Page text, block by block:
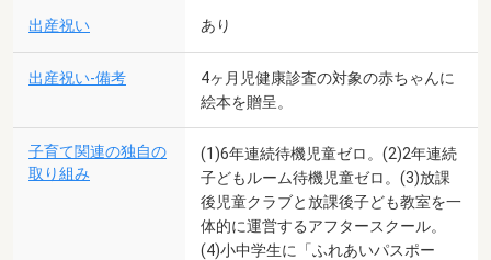
出産祝い あり
出産祝い-備考
4ヶ月児健康診査の対象の赤ちゃんに
絵本を贈呈。
子育て関連の独自の
取り組み
(1)6年連続待機児童ゼロ。(2)2年連続
子どもルーム待機児童ゼロ。(3)放課
後児童クラブと放課後子ども教室を一
体的に運営するアフタースクール。
(4)小中学生に「ふれあいパスポー